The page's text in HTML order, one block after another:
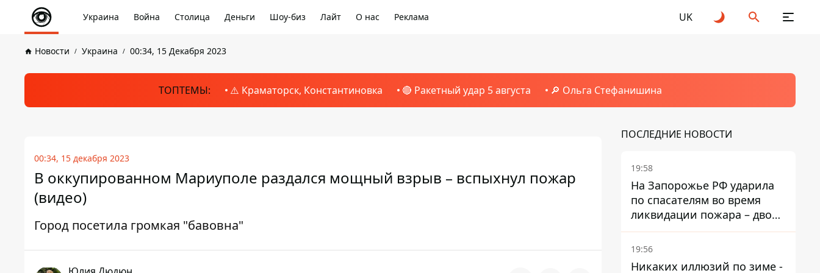
Украина Война Столица Деньги Шоу-биз Лайт О нас Реклама UK
Новости Украина 00:34, 15 Декабря 2023
ТОПТЕМЫ: ⚠️ Краматорск, Константиновка 🔴 Ракетный удар 5 августа 🔎 Ольга Стефанишина
00:34, 15 декабря 2023
В оккупированном Мариуполе раздался мощный взрыв – вспыхнул пожар
(видео)
Город посетила громкая "бавовна"
ПОСЛЕДНИЕ НОВОСТИ
19:58
На Запорожье РФ ударила
по спасателям во время
ликвидации пожара – двое
раненых
19:56
Никаких иллюзий по зиме -